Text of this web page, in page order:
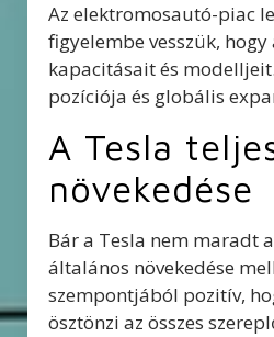
Az elektromosautó-piac
figyelembe vesszük,
kapacitásait és
pozíciója és globális
A Tesla
növekedése
Bár a Tesla nem maradt
általános növekedése
szempontjából pozitív,
ösztönzi az összes